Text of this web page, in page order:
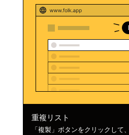
重複リスト
「複製」ボタンをクリックして